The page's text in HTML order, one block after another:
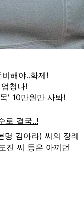
명 김아라) 씨의 장례
진 씨 등은 아끼던